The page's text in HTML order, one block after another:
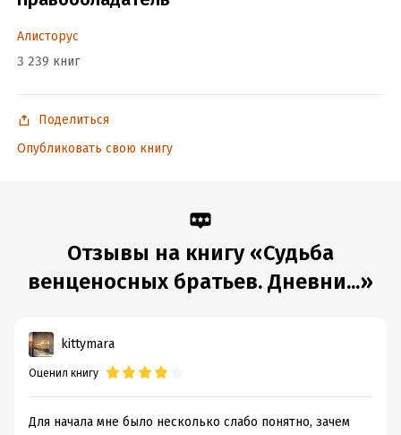
Объем:574085
Год издания:
ISBN (EAN):
Алисторус
3 239 книг
Поделиться
Опубликовать свою книгу
Отзывы на книгу «Судьба
венценосных братьев. Дневни...»
kittymara
Оценил книгу
Для начала мне было несколько слабо понятно, зачем